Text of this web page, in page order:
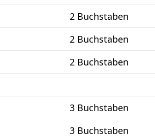
2 Buchstaben
2 Buchstaben
2 Buchstaben
3 Buchstaben
3 Buchstaben